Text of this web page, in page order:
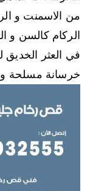
من الاسمنت و
الركام كالسن و
في العثر الخديق
خرسانة مسلحة